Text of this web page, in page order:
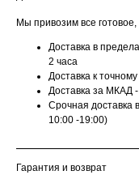
Мы привозим все готовое,
Доставка в
2 часа
Доставка к
Доставка за МКАД
Срочная доставка
10:00 -19:00)
Гарантия и возврат